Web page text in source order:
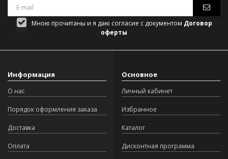
Мною прочитаны и я даю согласие с документом Договор
оферты
Информация
О нас
Порядок оформления заказа
Доставка
Оплата
Основное
Личный кабинет
Избранное
Каталог
Дисконтная программа